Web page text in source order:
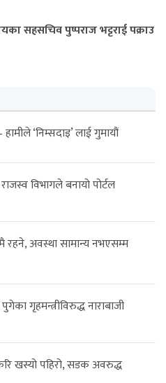
सहसचिव पुष्पराज भट्टराई पक्राउ
‘निम्सदाइ’ लाई गुमायौं
विभागले बनायो पोर्टल
रहने, अवस्था सामान्य नभएसम्म
गृहमन्त्रीविरुद्ध नाराबाजी
खस्यो पहिरो, सडक अवरुद्ध